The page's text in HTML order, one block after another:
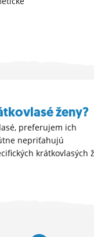
ženy?
preferujem ich
nepriťahujú
krátkovlasých